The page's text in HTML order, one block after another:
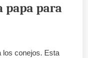
papa para
los conejos. Esta